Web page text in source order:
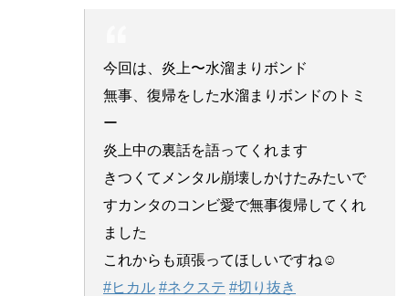
今回は、炎上〜水溜まりボンド
無事、復帰をした水溜まりボンドのトミ
ー
炎上中の裏話を語ってくれます
きつくてメンタル崩壊しかけたみたいで
すカンタのコンビ愛で無事復帰してくれ
ました
これからも頑張ってほしいですね☺️
#ヒカル #ネクステ #切り抜き